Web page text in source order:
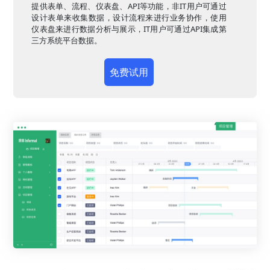
提供表单、流程、仪表盘、API等功能，非IT用户可通过
设计表单来收集数据，设计流程来进行业务协作，使用
仪表盘来进行数据分析与展示，IT用户可通过API集成第
三方系统平台数据。
免费试用